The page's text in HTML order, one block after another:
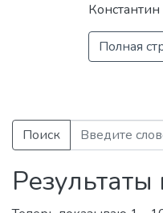
Полная
Поиск
Результаты